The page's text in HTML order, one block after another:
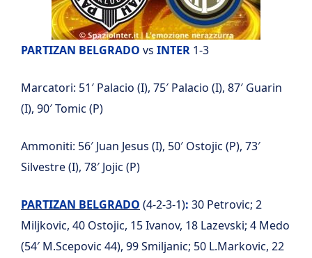
PARTIZAN BELGRADO vs INTER 1-3
Marcatori: 51′ Palacio (I), 75′ Palacio (I), 87′ Guarin
(I), 90′ Tomic (P)
Ammoniti: 56′ Juan Jesus (I), 50′ Ostojic (P), 73′
Silvestre (I), 78′ Jojic (P)
PARTIZAN BELGRADO (4-2-3-1): 30 Petrovic; 2
Miljkovic, 40 Ostojic, 15 Ivanov, 18 Lazevski; 4 Medo
(54′ M.Scepovic 44), 99 Smiljanic; 50 L.Markovic, 22